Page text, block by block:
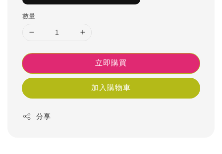
數量
立即購買
加入購物車
分享